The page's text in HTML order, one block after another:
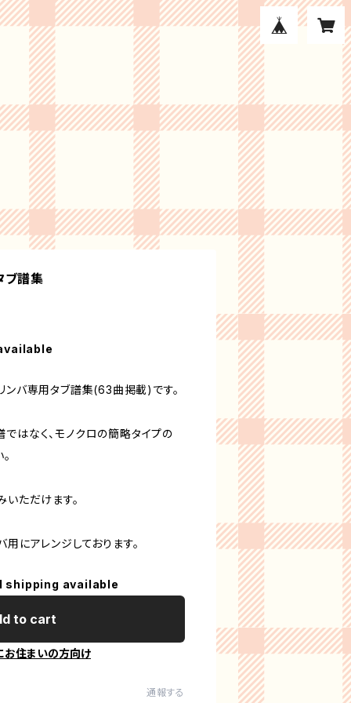
ブ譜集
バ専用タブ譜集(63曲掲載)です。
はなく、モノクロの簡略タイプの
ただけます。
にアレンジしております。
shipping available
to cart
お住まいの方向け
通報する